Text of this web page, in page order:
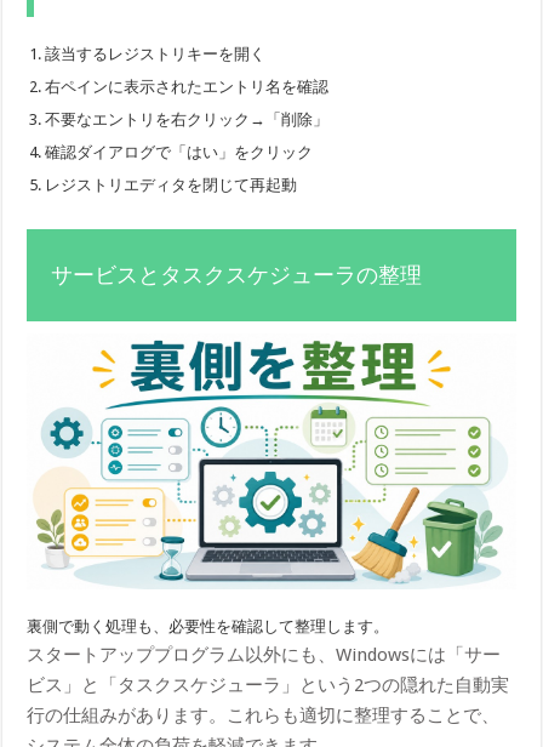
該当するレジストリキーを開く
右ペインに表示されたエントリ名を確認
不要なエントリを右クリック→「削除」
確認ダイアログで「はい」をクリック
レジストリエディタを閉じて再起動
サービスとタスクスケジューラの整理
裏側で動く処理も、必要性を確認して整理します。
スタートアッププログラム以外にも、Windowsには「サー
ビス」と「タスクスケジューラ」という2つの隠れた自動実
行の仕組みがあります。これらも適切に整理することで、